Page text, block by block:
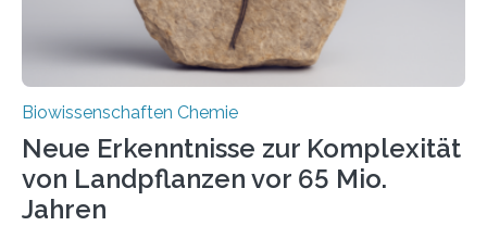
Biowissenschaften Chemie
Neue Erkenntnisse zur Komplexität
von Landpflanzen vor 65 Mio.
Jahren